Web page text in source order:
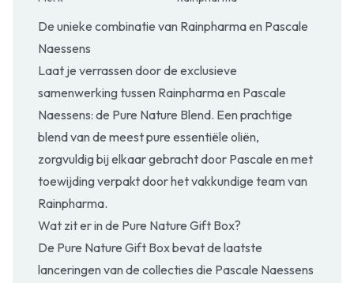
De unieke combinatie van Rainpharma en Pascale
Naessens
Laat je verrassen door de exclusieve
samenwerking tussen Rainpharma en Pascale
Naessens: de Pure Nature Blend. Een prachtige
blend van de meest pure essentiële oliën,
zorgvuldig bij elkaar gebracht door Pascale en met
toewijding verpakt door het vakkundige team van
Rainpharma.
Wat zit er in de Pure Nature Gift Box?
De Pure Nature Gift Box bevat de laatste
lanceringen van de collecties die Pascale Naessens